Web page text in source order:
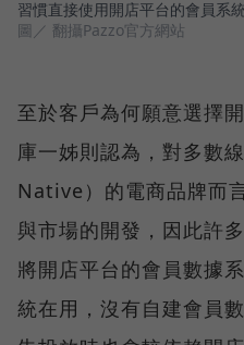
習慣直接使用開店平台的會員系
圖／ 翻攝Pazzo官方網站
至於客戶為何願意選擇
庫一姊則認為，對多數
Native）的電商品牌而
與市場的開發，因此許
將開店平台的會員數據
統在用，沒有自建會員